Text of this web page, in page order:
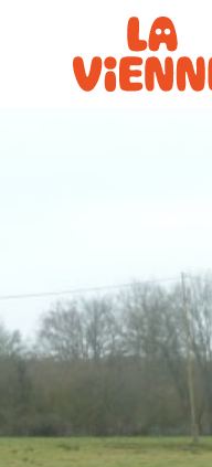
Panneau de gestion des cookies